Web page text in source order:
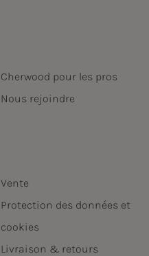
Cherwood pour les pros
Nous rejoindre
Vente
Protection des données et
cookies
Livraison & retours